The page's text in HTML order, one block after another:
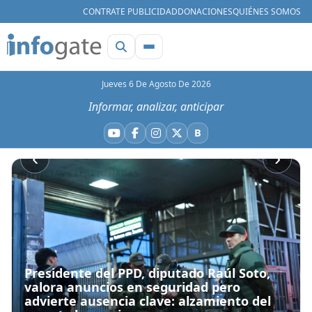
CONTRATE PUBLICIDADDONACIONESQUIÉNES SOMOS
Jueves 6 De Agosto De 2026
Informar, analizar, anticipar
YouTube
Facebook
Instagram
X BBluesky
Presidente del PPD, diputado Raúl Soto,
valora anuncios en seguridad pero
advierte ausencia clave: alzamiento del
Congreso•Hace 14 horas
Nacional•Hace 23 horas
‹ ›
NOTICIAS RELACIONADAS
El Senado convertido en conventillo:
senadoras agarradas de las mechas
Hace 14 horas
Nuevo triunfo para Quiroz: Comisión
de Hacienda aprueba los vetos a la
Megarreforma
Hace 15 horas